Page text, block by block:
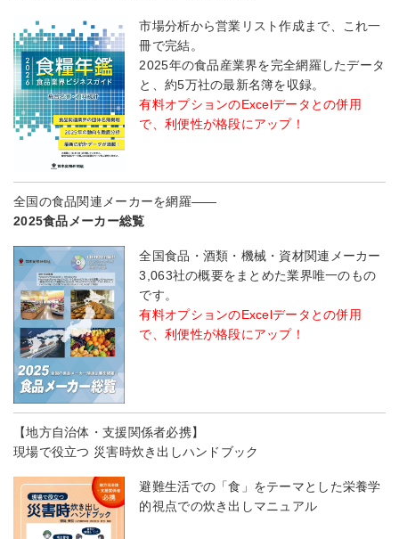
市場分析から営業リスト作成まで、これ一
冊で完結。
2025年の食品産業界を完全網羅したデータ
と、約5万社の最新名簿を収録。
有料オプションのExcelデータとの併用
で、利便性が格段にアップ！
全国の食品関連メーカーを網羅――
2025食品メーカー総覧
全国食品・酒類・機械・資材関連メーカー
3,063社の概要をまとめた業界唯一のもの
です。
有料オプションのExcelデータとの併用
で、利便性が格段にアップ！
【地方自治体・支援関係者必携】
現場で役立つ 災害時炊き出しハンドブック
避難生活での「食」をテーマとした栄養学
的視点での炊き出しマニュアル